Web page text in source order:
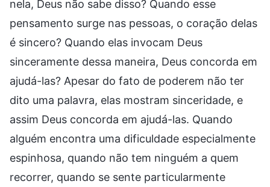
nela, Deus não sabe disso? Quando esse
pensamento surge nas pessoas, o coração delas
é sincero? Quando elas invocam Deus
sinceramente dessa maneira, Deus concorda em
ajudá-las? Apesar do fato de poderem não ter
dito uma palavra, elas mostram sinceridade, e
assim Deus concorda em ajudá-las. Quando
alguém encontra uma dificuldade especialmente
espinhosa, quando não tem ninguém a quem
recorrer, quando se sente particularmente